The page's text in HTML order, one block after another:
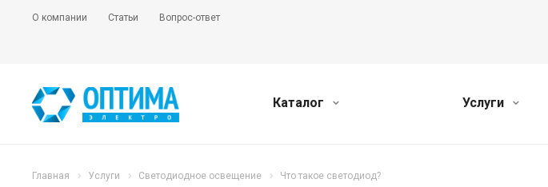
О компании Статьи Вопрос-ответ
Каталог Услуги
Главная Услуги Светодиодное освещение Что такое светодиод?